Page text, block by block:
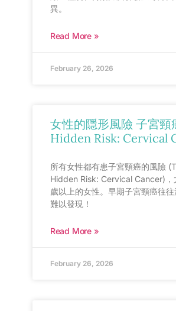
異。
Read More »
February 26, 2026
女性的隱形風險 子宮頸
Hidden Risk: Cervical
所有女性都有患子宮頸癌的風險
Hidden Risk: Cervical Cancer)，
歲以上的女性。早期子宮頸癌往
難以發現！
Read More »
February 26, 2026